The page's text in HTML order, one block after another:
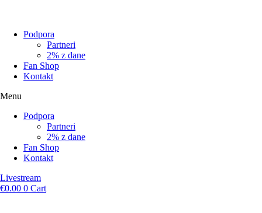
Podpora
Partneri
2% z dane
Fan Shop
Kontakt
Menu
Podpora
Partneri
2% z dane
Fan Shop
Kontakt
Livestream
€0.00 0 Cart